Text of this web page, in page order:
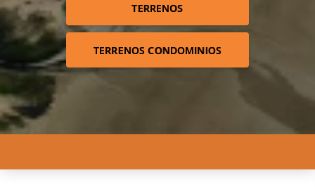
TERRENOS
TERRENOS CONDOMINIOS